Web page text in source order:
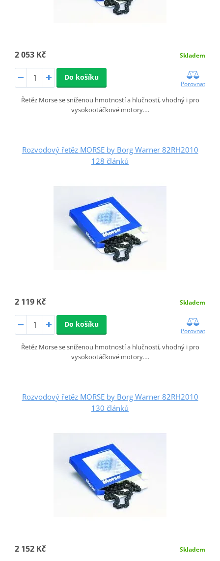
2 053 Kč Skladem
Do košíku
Porovnat
Řetěz Morse se sníženou hmotností a hlučností, vhodný i pro
vysokootáčkové motory.…
Rozvodový řetěz MORSE by Borg Warner 82RH2010
128 článků
2 119 Kč Skladem
Do košíku
Porovnat
Řetěz Morse se sníženou hmotností a hlučností, vhodný i pro
vysokootáčkové motory.…
Rozvodový řetěz MORSE by Borg Warner 82RH2010
130 článků
2 152 Kč Skladem